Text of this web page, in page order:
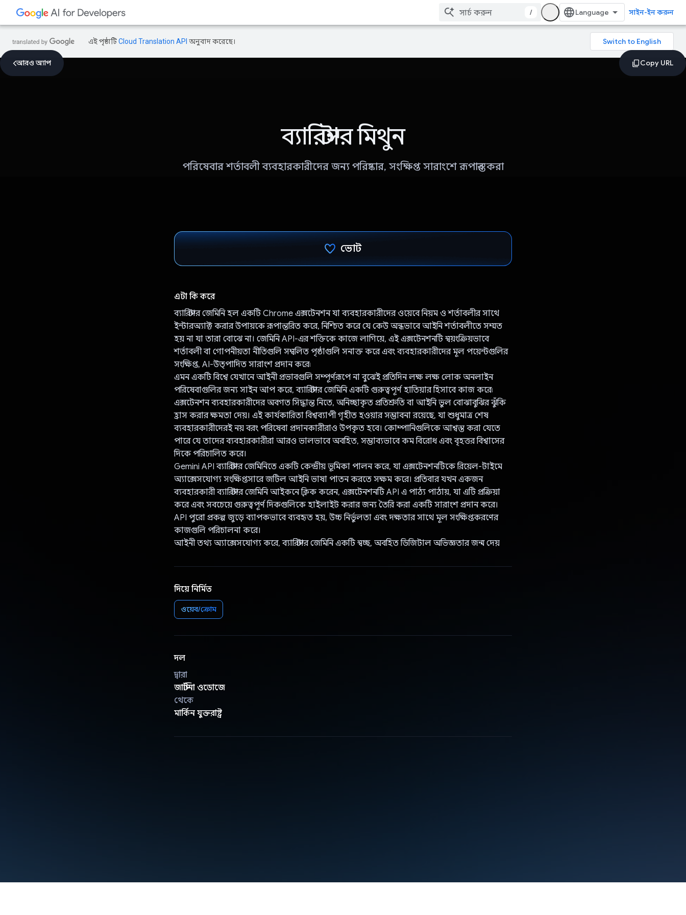
/ সাইন-ইন করুন
এই পৃষ্ঠাটিCloud Translation API অনুবাদ করেছে।
আরও অ্যাপ
ব্যারিস্টার মিথুন
পরিষেবার শর্তাবলী ব্যবহারকারীদের জন্য পরিষ্কার, সংক্ষিপ্ত সারাংশে রূপান্তর করা
ভোট
এটা কি করে
ব্যারিস্টার জেমিনি হল একটি Chrome এক্সটেনশন যা ব্যবহারকারীদের ওয়েবে নিয়ম ও শর্তাবলীর সাথে
ইন্টারঅ্যাক্ট করার উপায়কে রূপান্তরিত করে, নিশ্চিত করে যে কেউ অন্ধভাবে আইনি শর্তাবলীতে সম্মত
হয় না যা তারা বোঝে না। জেমিনি API-এর শক্তিকে কাজে লাগিয়ে, এই এক্সটেনশনটি স্বয়ংক্রিয়ভাবে
শর্তাবলী বা গোপনীয়তা নীতিগুলি সম্বলিত পৃষ্ঠাগুলি সনাক্ত করে এবং ব্যবহারকারীদের মূল পয়েন্টগুলির
সংক্ষিপ্ত, AI-উত্পাদিত সারাংশ প্রদান করে৷
এমন একটি বিশ্বে যেখানে আইনী প্রভাবগুলি সম্পূর্ণরূপে না বুঝেই প্রতিদিন লক্ষ লক্ষ লোক অনলাইন
পরিষেবাগুলির জন্য সাইন আপ করে, ব্যারিস্টার জেমিনি একটি গুরুত্বপূর্ণ হাতিয়ার হিসাবে কাজ করে৷
এক্সটেনশন ব্যবহারকারীদের অবগত সিদ্ধান্ত নিতে, অনিচ্ছাকৃত প্রতিশ্রুতি বা আইনি ভুল বোঝাবুঝির ঝুঁকি
হ্রাস করার ক্ষমতা দেয়। এই কার্যকারিতা বিশ্বব্যাপী গৃহীত হওয়ার সম্ভাবনা রয়েছে, যা শুধুমাত্র শেষ
ব্যবহারকারীদেরই নয় বরং পরিষেবা প্রদানকারীরাও উপকৃত হবে। কোম্পানিগুলিকে আশ্বস্ত করা যেতে
পারে যে তাদের ব্যবহারকারীরা আরও ভালভাবে অবহিত, সম্ভাব্যভাবে কম বিরোধ এবং বৃহত্তর বিশ্বাসের
দিকে পরিচালিত করে।
Gemini API ব্যারিস্টার জেমিনিতে একটি কেন্দ্রীয় ভূমিকা পালন করে, যা এক্সটেনশনটিকে রিয়েল-টাইমে
অ্যাক্সেসযোগ্য সংক্ষিপ্তসারে জটিল আইনি ভাষা পাতন করতে সক্ষম করে। প্রতিবার যখন একজন
ব্যবহারকারী ব্যারিস্টার জেমিনি আইকনে ক্লিক করেন, এক্সটেনশনটি API এ পাঠ্য পাঠায়, যা এটি প্রক্রিয়া
করে এবং সবচেয়ে গুরুত্বপূর্ণ দিকগুলিকে হাইলাইট করার জন্য তৈরি করা একটি সারাংশ প্রদান করে।
API পুরো প্রকল্প জুড়ে ব্যাপকভাবে ব্যবহৃত হয়, উচ্চ নির্ভুলতা এবং দক্ষতার সাথে মূল সংক্ষিপ্তকরণের
কাজগুলি পরিচালনা করে।
আইনী তথ্য অ্যাক্সেসযোগ্য করে, ব্যারিস্টার জেমিনি একটি স্বচ্ছ, অবহিত ডিজিটাল অভিজ্ঞতার জন্ম দেয়
দিয়ে নির্মিত
ওয়েব/ক্রোম
দল
দ্বারা
জাস্টিনা ওডোজে
থেকে
মার্কিন যুক্তরাষ্ট্র